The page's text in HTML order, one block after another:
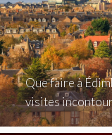
Que faire à
visites